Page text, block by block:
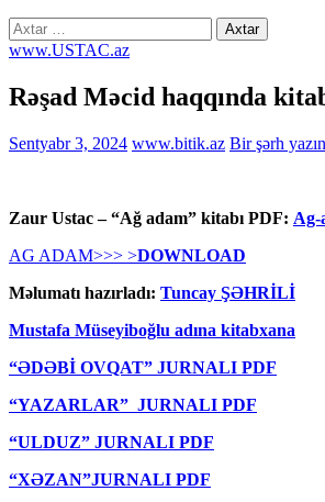
Axtarış:
www.USTAC.az
Rəşad Məcid haqqında
Sentyabr 3, 2024 www.bitik.az Bir şərh yazın
Zaur Ustac – “Ağ adam” kitabı PDF: Ag-
AG ADAM>>> >DOWNLOAD
Məlumatı hazırladı: Tuncay ŞƏHRİLİ
Mustafa Müseyiboğlu adına kitabxana
“ƏDƏBİ OVQAT” JURNALI PDF
“YAZARLAR” JURNALI PDF
“ULDUZ” JURNALI PDF
“XƏZAN”JURNALI PDF